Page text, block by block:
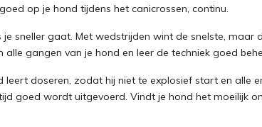
op je hond tijdens het canicrossen, continu.
je sneller gaat. Met wedstrijden wint de snelste,
gangen van je hond en leer de techniek goed
doseren, zodat hij niet te explosief start en alle
goed wordt uitgevoerd. Vindt je hond het moeilijk